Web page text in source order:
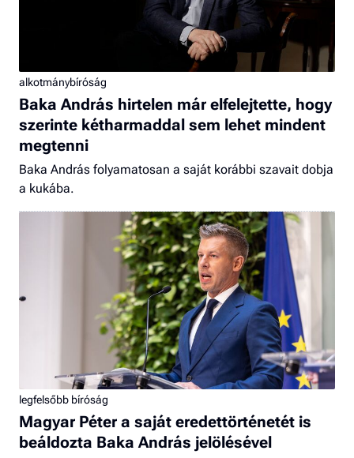
alkotmánybíróság
Baka András hirtelen már elfelejtette, hogy
szerinte kétharmaddal sem lehet mindent
megtenni
Baka András folyamatosan a saját korábbi szavait dobja
a kukába.
legfelsőbb bíróság
Magyar Péter a saját eredettörténetét is
beáldozta Baka András jelölésével